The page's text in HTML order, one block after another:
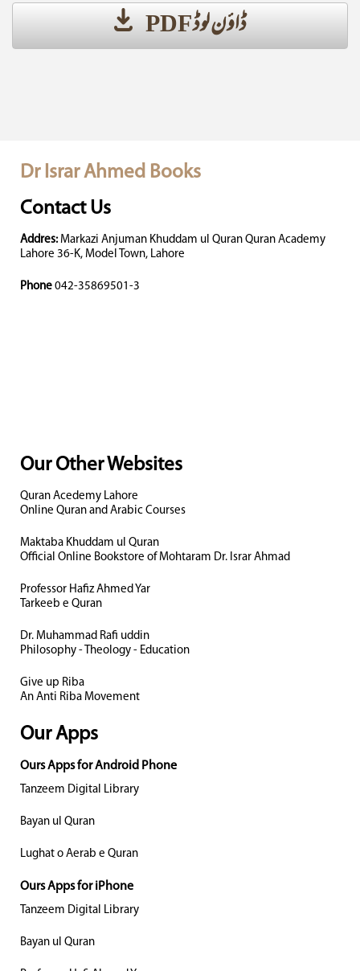
ڈاؤن لوڈ PDF
Dr Israr Ahmed Books
Contact Us
Addres: Markazi Anjuman Khuddam ul Quran Quran Academy
Lahore 36-K, Model Town, Lahore
Phone 042-35869501-3
Our Other Websites
Quran Acedemy Lahore
Online Quran and Arabic Courses
Maktaba Khuddam ul Quran
Official Online Bookstore of Mohtaram Dr. Israr Ahmad
Professor Hafiz Ahmed Yar
Tarkeeb e Quran
Dr. Muhammad Rafi uddin
Philosophy - Theology - Education
Give up Riba
An Anti Riba Movement
Our Apps
Ours Apps for Android Phone
Tanzeem Digital Library
Bayan ul Quran
Lughat o Aerab e Quran
Ours Apps for iPhone
Tanzeem Digital Library
Bayan ul Quran